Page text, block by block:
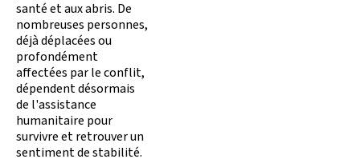
santé et aux abris. De
nombreuses personnes,
déjà déplacées ou
profondément
affectées par le conflit,
dépendent désormais
de l'assistance
humanitaire pour
survivre et retrouver un
sentiment de stabilité.